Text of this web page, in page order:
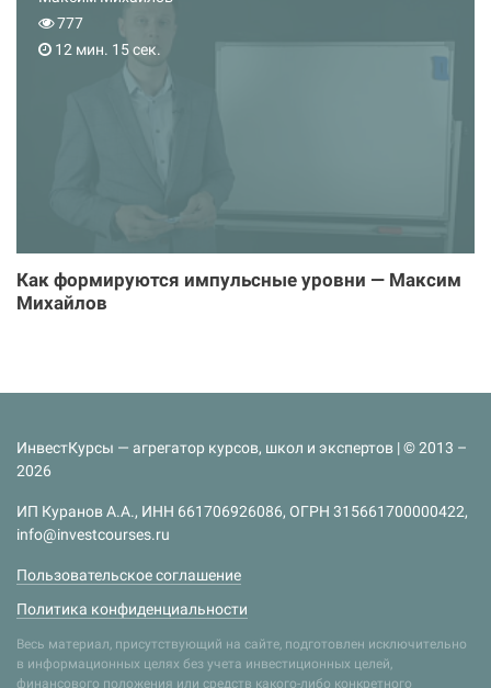
777
12 мин. 15 сек.
Как формируются импульсные уровни — Максим
Михайлов
ИнвестКурсы — агрегатор курсов, школ и экспертов | © 2013 –
2026
ИП Куранов А.А., ИНН 661706926086, ОГРН 315661700000422,
info@investcourses.ru
Пользовательское соглашение
Политика конфиденциальности
Весь материал, присутствующий на сайте, подготовлен исключительно
в информационных целях без учета инвестиционных целей,
финансового положения или средств какого-либо конкретного